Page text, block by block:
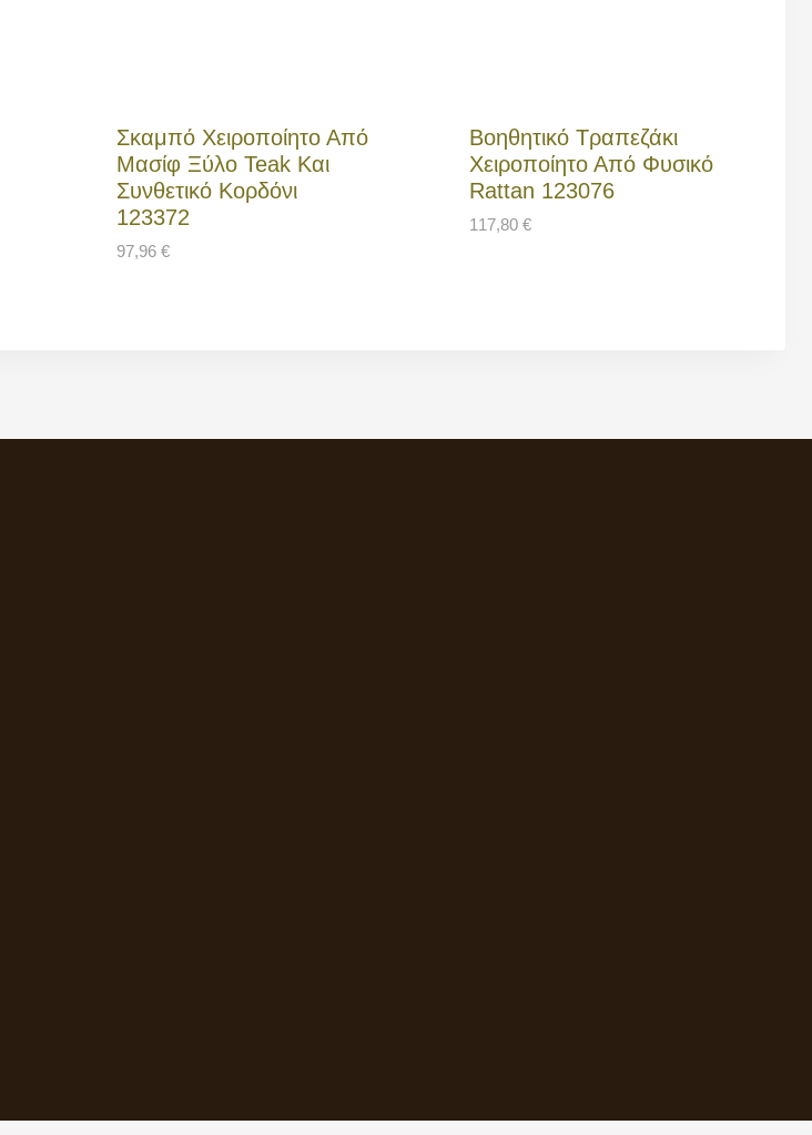
Σκαμπό Χειροποίητο Από
Μασίφ Ξύλο Teak Και
Συνθετικό Κορδόνι
123372
97,96 €
Βοηθητικό Τραπεζάκι
Χειροποίητο Από Φυσικό
Rattan 123076
117,80 €